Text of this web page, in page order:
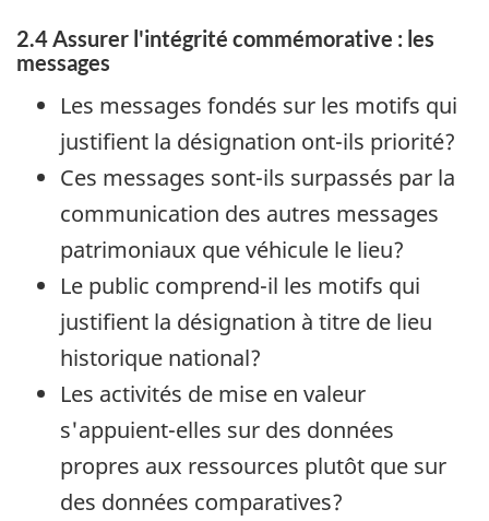
2.4 Assurer l'intégrité commémorative : les
messages
Les messages fondés sur les motifs qui
justifient la désignation ont-ils priorité?
Ces messages sont-ils surpassés par la
communication des autres messages
patrimoniaux que véhicule le lieu?
Le public comprend-il les motifs qui
justifient la désignation à titre de lieu
historique national?
Les activités de mise en valeur
s'appuient-elles sur des données
propres aux ressources plutôt que sur
des données comparatives?